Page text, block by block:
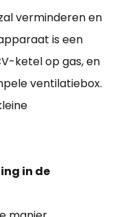
verminderen en
is een
ketel op gas, en
ventilatiebox.
in de